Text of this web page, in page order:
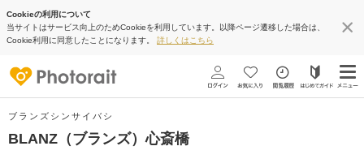
Cookieの利用について
当サイトはサービス向上のためCookieを利用しています。以降ページ遷移した場合は、
Cookie利用に同意したことになります。 詳しくはこちら
ブランズシンサイバシ
BLANZ（ブランズ）心斎橋